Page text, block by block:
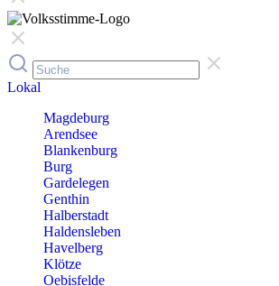
Lokal
Magdeburg
Arendsee
Blankenburg
Burg
Gardelegen
Genthin
Halberstadt
Haldensleben
Havelberg
Klötze
Oebisfelde